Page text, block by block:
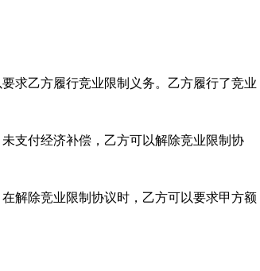
求乙方履行竞业限制义务。乙方履行了竞业
支付经济补偿，乙方可以解除竞业限制协
解除竞业限制协议时，乙方可以要求甲方额